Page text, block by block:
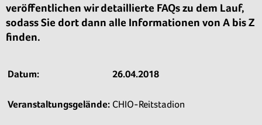
veröffentlichen wir detaillierte FAQs zu dem Lauf,
sodass Sie dort dann alle Informationen von A bis Z
finden.
Datum: 26.04.2018
Veranstaltungsgelände: CHIO-Reitstadion